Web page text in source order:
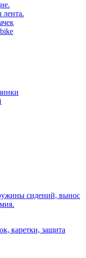
лента.
сидений, вынос
каретки, защита